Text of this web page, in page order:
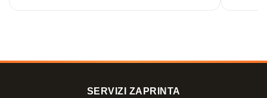
SERVIZI ZAPRINTA